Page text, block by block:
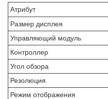
Атрибут
Размер дисплея
Управляющий модуль
Контроллер
Угол обзора
Резолюция
Режим отображения